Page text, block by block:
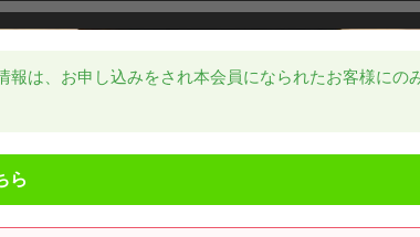
報は、お申し込みをされ本会員になられたお客様にの
ら